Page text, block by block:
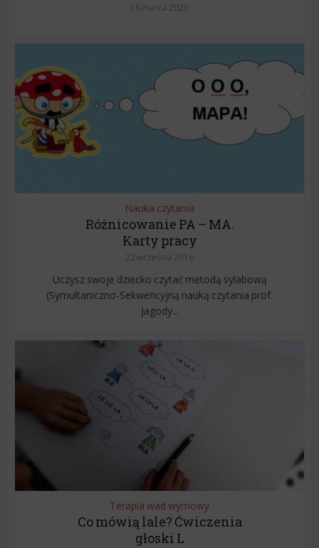
18 marca 2020
Nauka czytania
Różnicowanie PA – MA.
Karty pracy
22 września 2018
Uczysz swoje dziecko czytać metodą sylabową
(Symultaniczno-Sekwencyjną nauką czytania prof.
Jagody...
Terapia wad wymowy
Co mówią lale? Ćwiczenia
głoski L